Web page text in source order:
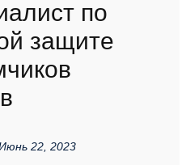
по
защите
22, 2023